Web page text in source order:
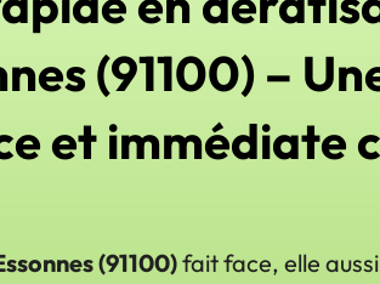
(91100) –
et immédiate
(91100)fait face, elle